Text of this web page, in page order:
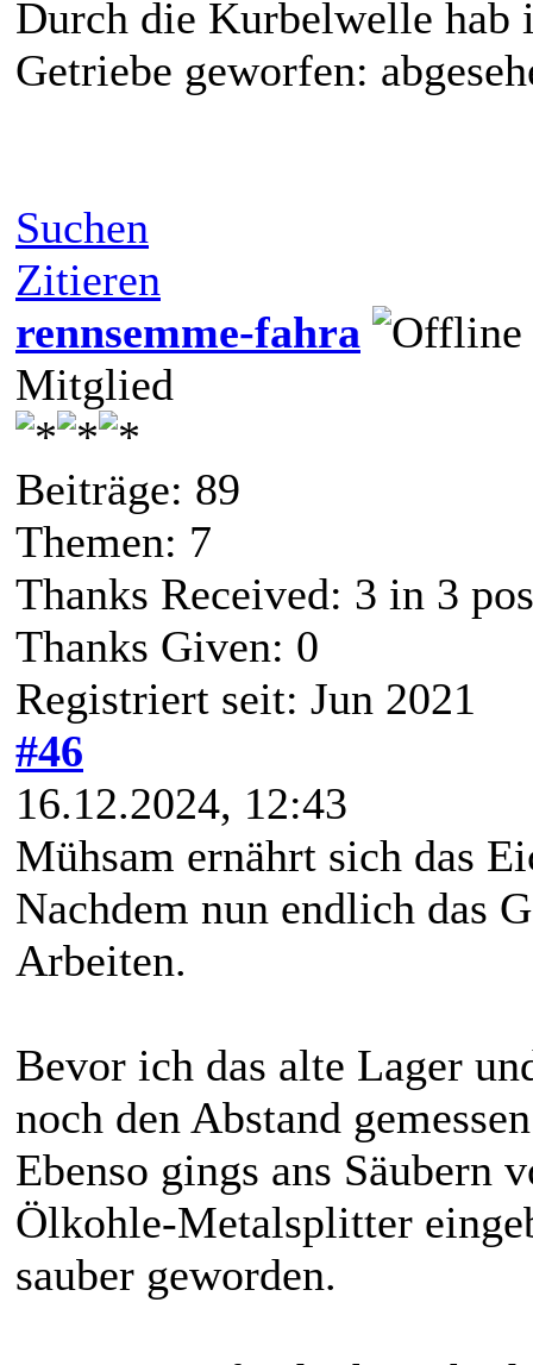
Durch die Kurbelwelle hab
Getriebe geworfen:
Suchen
Zitieren
rennsemme-fahra
Mitglied
Beiträge: 89
Themen: 7
Thanks Received: 3 in 3
Thanks Given: 0
Registriert seit: Jun 2021
#46
16.12.2024, 12:43
Mühsam ernährt sich das
Nachdem nun endlich das
Arbeiten.
Bevor ich das alte Lager
noch den Abstand
Ebenso gings ans
Ölkohle-Metalsplitter
sauber geworden.